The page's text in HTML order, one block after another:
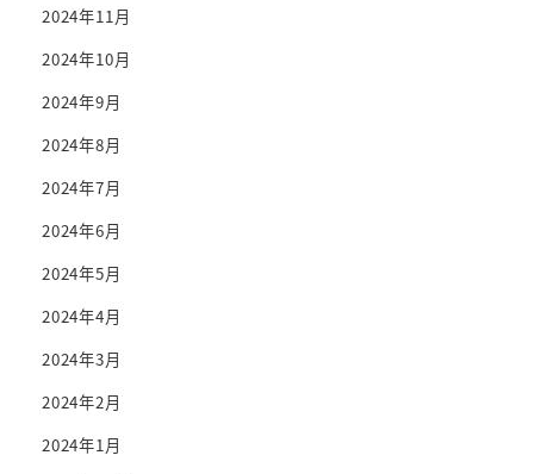
2024年11月
2024年10月
2024年9月
2024年8月
2024年7月
2024年6月
2024年5月
2024年4月
2024年3月
2024年2月
2024年1月